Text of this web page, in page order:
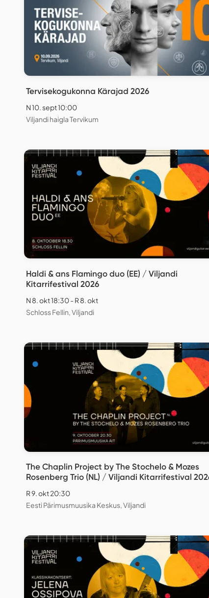
Tervisekogukonna Kärajad 2026
N 10. sept 10:00
Viljandi haigla Tervikum
Haldi & ans Flamingo duo (EE) / Viljandi
Kitarrifestival 2026
N 8. okt 18:30 - R 8. okt
Schloss Fellin, Viljandi
The Chaplin Project by The Stochelo & Mozes
Rosenberg Trio (NL) / Viljandi Kitarrifestival
R 9. okt 20:30
Eesti Pärimusmuusika Keskus, Viljandi